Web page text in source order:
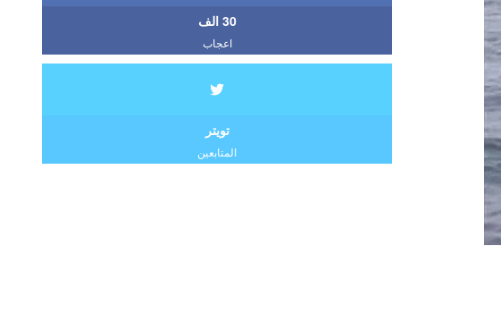
30 الف
اعجاب
تويتر
المتابعين